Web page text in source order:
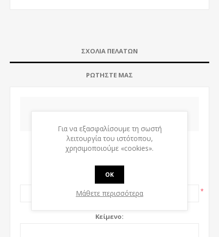
ΣΧΌΛΙΑ ΠΕΛΑΤΏΝ
ΡΩΤΉΣΤΕ ΜΑΣ
Μόνο οι εγγεγραμμένοι χρήστες μπορούν να
γράψουν σχόλια
Τίτλος:
*
Κείμενο:
Για να εξασφαλίσουμε τη σωστή
λειτουργία του ιστότοπου,
χρησιμοποιούμε «cookies».
OK
Μάθετε περισσότερα